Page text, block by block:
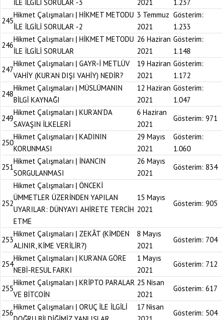
İLE İLGİLİ SORULAR -3
2021
1.237
245
Hikmet Çalışmaları | HİKMET METODU
İLE İLGİLİ SORULAR -2
3 Temmuz
2021
Gösterim:
1.233
246
Hikmet Çalışmaları | HİKMET METODU
İLE İLGİLİ SORULAR
26 Haziran
2021
Gösterim:
1.148
247
Hikmet Çalışmaları | GAYR-İ METLÜV
VAHİY (KUR’AN DIŞI VAHİY) NEDİR?
19 Haziran
2021
Gösterim:
1.172
248
Hikmet Çalışmaları | MÜSLÜMANIN
BİLGİ KAYNAĞI
12 Haziran
2021
Gösterim:
1.047
249
Hikmet Çalışmaları | KUR’AN’DA
SAVAŞIN İLKELERİ
6 Haziran
2021
Gösterim: 971
250
Hikmet Çalışmaları | KADININ
KORUNMASI
29 Mayıs
2021
Gösterim:
1.060
251
Hikmet Çalışmaları | İNANCIN
SORGULANMASI
26 Mayıs
2021
Gösterim: 834
252
Hikmet Çalışmaları | ÖNCEKİ
ÜMMETLER ÜZERİNDEN YAPILAN
UYARILAR: DÜNYAYI AHİRETE TERCİH
ETME
15 Mayıs
2021
Gösterim: 905
253
Hikmet Çalışmaları | ZEKÂT (KİMDEN
ALINIR, KİME VERİLİR?)
8 Mayıs
2021
Gösterim: 704
254
Hikmet Çalışmaları | KUR’AN’A GÖRE
NEBİ-RESUL FARKI
1 Mayıs
2021
Gösterim: 712
255
Hikmet Çalışmaları | KRİPTO PARALAR
VE BİTCOİN
25 Nisan
2021
Gösterim: 617
256
Hikmet Çalışmaları | ORUÇ İLE İLGİLİ
17 Nisan
Gösterim: 504